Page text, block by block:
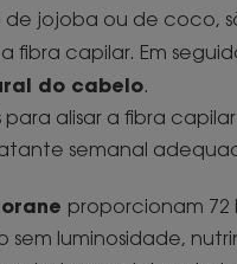
jojoba ou de coco,
fibra capilar. Em
do cabelo.
alisar a fibra
semanal
proporcionam
luminosidade,